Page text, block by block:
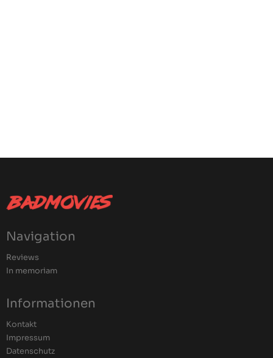
Navigation
Reviews
In memoriam
Informationen
Kontakt
Impressum
Datenschutz